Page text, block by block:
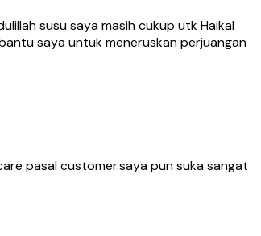
susu saya masih cukup utk Haikal
saya untuk meneruskan perjuangan
pasal customer.saya pun suka sangat